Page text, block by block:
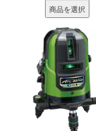
商品を選択